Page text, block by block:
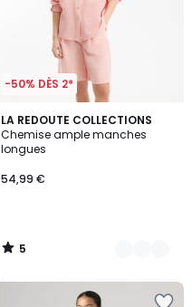
-50% DÈS 2*
LA REDOUTE COLLECTIONS
Chemise ample manches
longues
54,99 €
5
/
5
2
Couleurs
5
/